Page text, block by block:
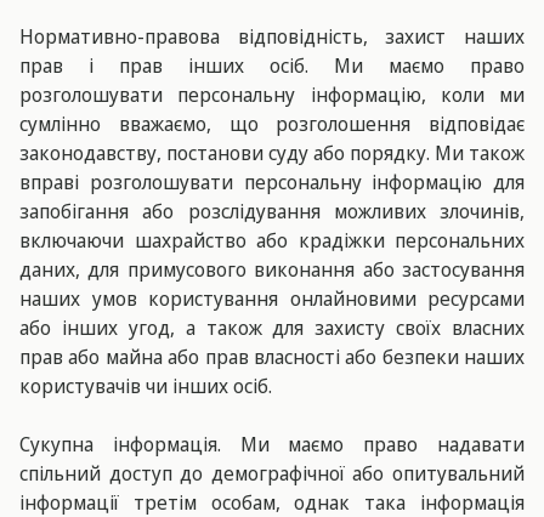
Нормативно-правова відповідність, захист наших
прав і прав інших осіб. Ми маємо право
розголошувати персональну інформацію, коли ми
сумлінно вважаємо, що розголошення відповідає
законодавству, постанови суду або порядку. Ми також
вправі розголошувати персональну інформацію для
запобігання або розслідування можливих злочинів,
включаючи шахрайство або крадіжки персональних
даних, для примусового виконання або застосування
наших умов користування онлайновими ресурсами
або інших угод, а також для захисту своїх власних
прав або майна або прав власності або безпеки наших
користувачів чи інших осіб.
Сукупна інформація. Ми маємо право надавати
спільний доступ до демографічної або опитувальний
інформації третім особам, однак така інформація